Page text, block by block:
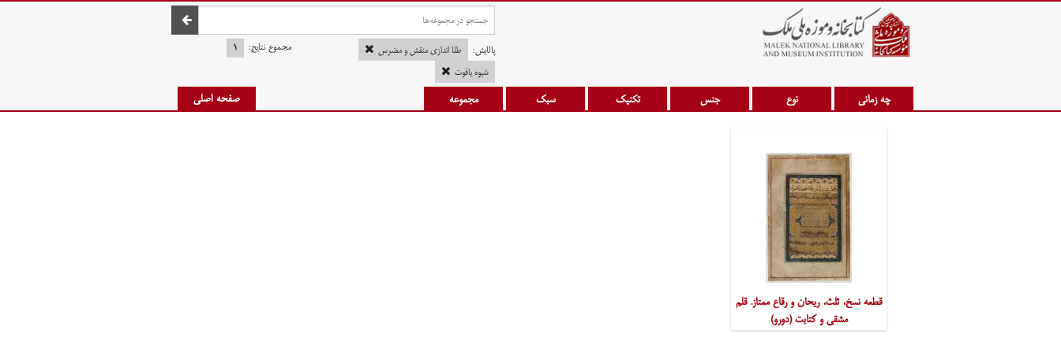
صفحه اصلی
پالایش:
طلا اندازی منقش و مضرس
شیوه یاقوت
مجموع نتایج: ۱
چه زمانی نوع جنس تکنیک سبک مجموعه صفحه اصلی
قطعه نسخ، ثلث، ریحان و رقاع ممتاز. قلم
مشقی و کتابت (دورو)